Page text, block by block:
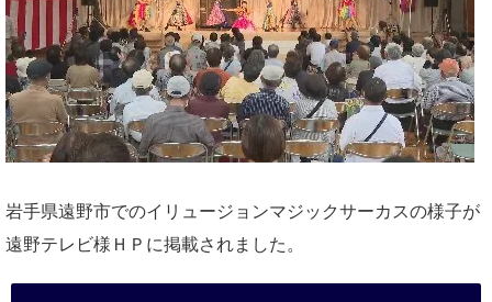
岩手県遠野市でのイリュージョンマジックサーカスの様子が
遠野テレビ様ＨＰに掲載されました。